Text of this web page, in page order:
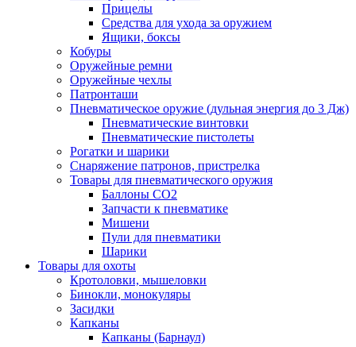
Прицелы
Средства для ухода за оружием
Ящики, боксы
Кобуры
Оружейные ремни
Оружейные чехлы
Патронташи
Пневматическое оружие (дульная энергия до 3 Дж)
Пневматические винтовки
Пневматические пистолеты
Рогатки и шарики
Снаряжение патронов, пристрелка
Товары для пневматического оружия
Баллоны СО2
Запчасти к пневматике
Мишени
Пули для пневматики
Шарики
Товары для охоты
Кротоловки, мышеловки
Бинокли, монокуляры
Засидки
Капканы
Капканы (Барнаул)